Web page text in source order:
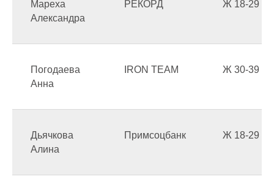
Мареха
Александра
РЕКОРД Ж 18-29
Погодаева
Анна
IRON TEAM Ж 30-39
Дьячкова
Алина
Примсоцбанк Ж 18-29